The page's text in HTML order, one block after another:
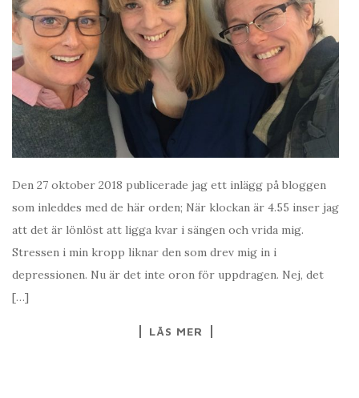
Den 27 oktober 2018 publicerade jag ett inlägg på bloggen
som inleddes med de här orden; När klockan är 4.55 inser jag
att det är lönlöst att ligga kvar i sängen och vrida mig.
Stressen i min kropp liknar den som drev mig in i
depressionen. Nu är det inte oron för uppdragen. Nej, det
[…]
LÄS MER